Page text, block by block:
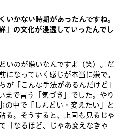
かない時期があったんですね。
」の文化が浸透していったんでし
いのが嫌いなんですよ（笑）。だ
になっていく感じが本当に嫌で。
が「こんな手法があるんだけど」
まで言う「気づき」でした。やり
の中で「しんどい・変えたい」と
る。そうすると、上司も見るじゃ
「なるほど、じゃあ変えなきゃ